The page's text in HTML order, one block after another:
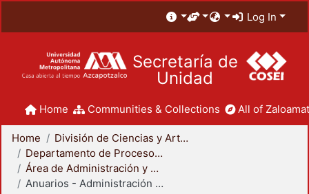
Log In
Secretaría de
Unidad
Home Communities & Collections All of
Home
División de Ciencias y Artes para el Diseño
Departamento de Procesos y Técnicas de Realización
Área de Administración y Tecnología para el Diseño
Anuarios - Administración y Tecnología para el Diseño